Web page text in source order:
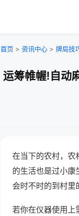
首页 > 资讯中心 > 牌局技
运筹帷幄!自动
在当下的农村，农
的生活也是过小
会时不时的到村里
若你在仪器使用上